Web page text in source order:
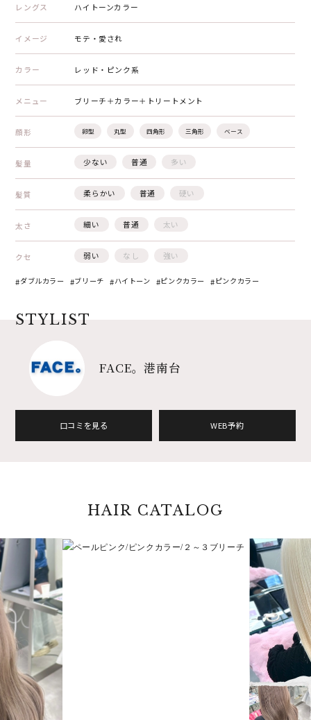
レングス ハイトーンカラー
イメージ モテ・愛され
カラー レッド・ピンク系
メニュー ブリーチ＋カラー＋トリートメント
顔形 卵型 丸型 四角形 三角形 ベース
髪量 少ない 普通 多い
髪質 柔らかい 普通 硬い
太さ 細い 普通 太い
クセ 弱い なし 強い
ダブルカラー ブリーチ ハイトーン ピンクカラー ピンクカラー
STYLIST
FACE。港南台
口コミを見る WEB予約
HAIR CATALOG